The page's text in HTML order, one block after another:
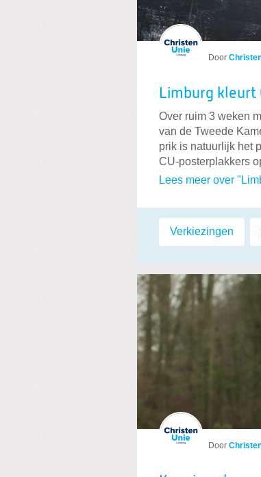
Door
Limburg kleurt
Over ruim 3 weken
van de Tweede
prik is natuurlijk het
CU-posterplakkers
Lees meer over
Labels:
Verkiezingen
Door